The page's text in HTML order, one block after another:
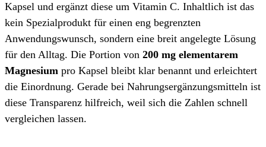
Kapsel und ergänzt diese um Vitamin C. Inhaltlich ist das
kein Spezialprodukt für einen eng begrenzten
Anwendungswunsch, sondern eine breit angelegte Lösung
für den Alltag. Die Portion von 200 mg elementarem
Magnesium pro Kapsel bleibt klar benannt und erleichtert
die Einordnung. Gerade bei Nahrungsergänzungsmitteln ist
diese Transparenz hilfreich, weil sich die Zahlen schnell
vergleichen lassen.